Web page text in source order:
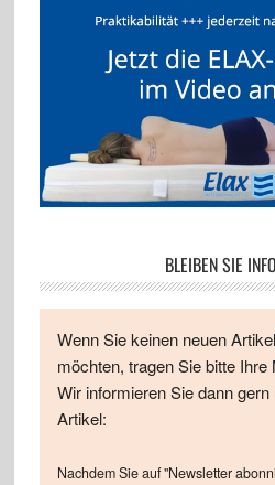
BLEIBEN SIE
Wenn Sie keinen neuen
möchten, tragen Sie bitte Ihre
Wir informieren Sie dann
Artikel:
Nachdem Sie auf "Newsletter